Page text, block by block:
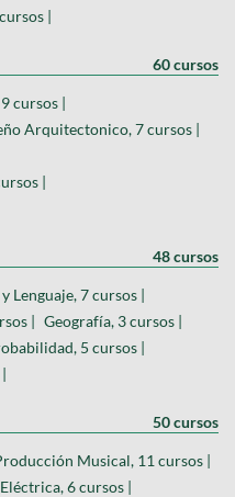
|
60 cursos
cursos |
Arquitectonico, 7 cursos |
|
48 cursos
Lenguaje, 7 cursos |
| Geografía, 3 cursos |
5 cursos |
50 cursos
Musical, 11 cursos |
6 cursos |